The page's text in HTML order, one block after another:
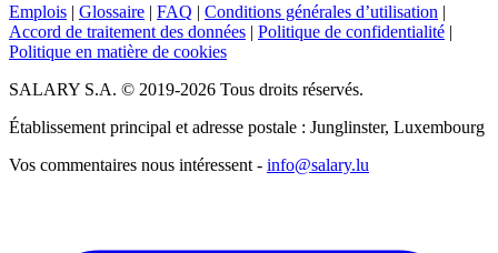
Emplois | Glossaire | FAQ | Conditions générales d’utilisation |
Accord de traitement des données | Politique de confidentialité |
Politique en matière de cookies
SALARY S.A. © 2019-2026 Tous droits réservés.
Établissement principal et adresse postale : Junglinster, Luxembourg
Vos commentaires nous intéressent - info@salary.lu